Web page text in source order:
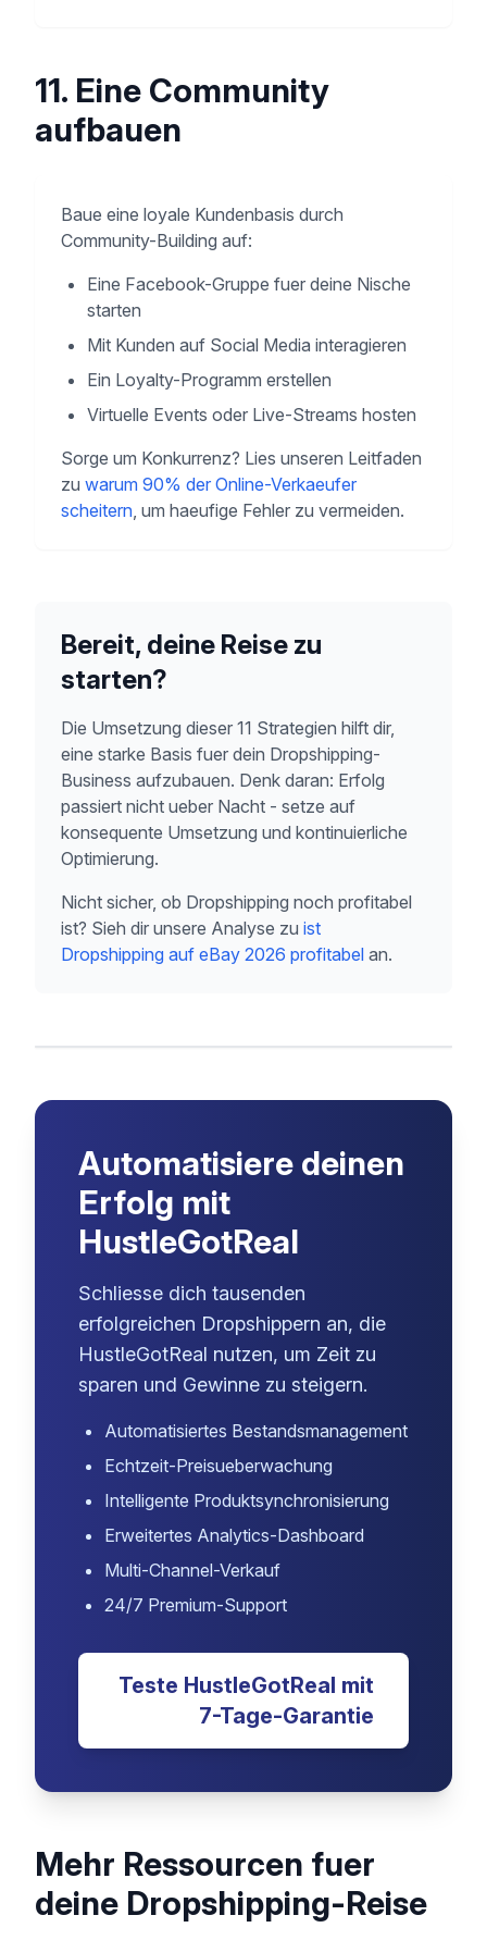
11. Eine Community
aufbauen
Baue eine loyale Kundenbasis durch
Community-Building auf:
Eine Facebook-Gruppe fuer deine Nische
starten
Mit Kunden auf Social Media interagieren
Ein Loyalty-Programm erstellen
Virtuelle Events oder Live-Streams hosten
Sorge um Konkurrenz? Lies unseren Leitfaden
zu warum 90% der Online-Verkaeufer
scheitern, um haeufige Fehler zu vermeiden.
Bereit, deine Reise zu
starten?
Die Umsetzung dieser 11 Strategien hilft dir,
eine starke Basis fuer dein Dropshipping-
Business aufzubauen. Denk daran: Erfolg
passiert nicht ueber Nacht - setze auf
konsequente Umsetzung und kontinuierliche
Optimierung.
Nicht sicher, ob Dropshipping noch profitabel
ist? Sieh dir unsere Analyse zu ist
Dropshipping auf eBay 2026 profitabel an.
Automatisiere deinen
Erfolg mit
HustleGotReal
Schliesse dich tausenden
sparen und Gewinne zu steigern.
Automatisiertes Bestandsmanagement
Echtzeit-Preisueberwachung
Intelligente Produktsynchronisierung
Teste HustleGotReal mit